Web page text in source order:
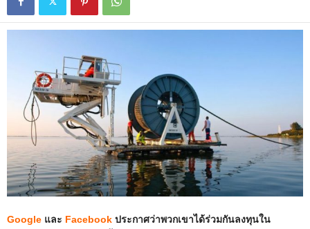
Google และ Facebook ประกาศว่าพวกเขาได้ร่วมกันลงทุนใน